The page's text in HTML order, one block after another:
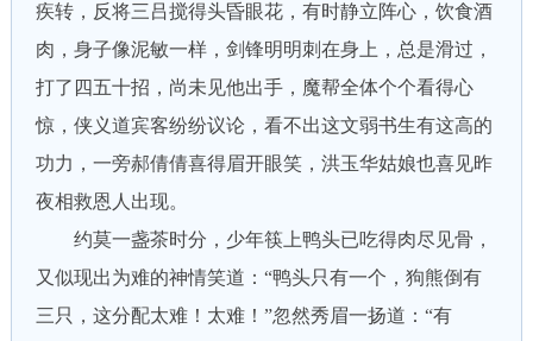
疾转，反将三吕搅得头昏眼花，有时静立阵心，饮食酒
肉，身子像泥敏一样，剑锋明明刺在身上，总是滑过，
打了四五十招，尚未见他出手，魔帮全体个个看得心
惊，侠义道宾客纷纷议论，看不出这文弱书生有这高的
功力，一旁郝倩倩喜得眉开眼笑，洪玉华姑娘也喜见昨
夜相救恩人出现。
约莫一盏茶时分，少年筷上鸭头已吃得肉尽见骨，
又似现出为难的神情笑道：“鸭头只有一个，狗熊倒有
三只，这分配太难！太难！”忽然秀眉一扬道：“有